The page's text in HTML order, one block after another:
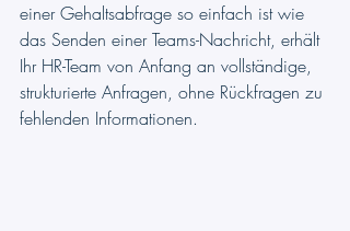
einer Gehaltsabfrage so einfach ist wie
das Senden einer Teams-Nachricht, erhält
Ihr HR-Team von Anfang an vollständige,
strukturierte Anfragen, ohne Rückfragen zu
fehlenden Informationen.